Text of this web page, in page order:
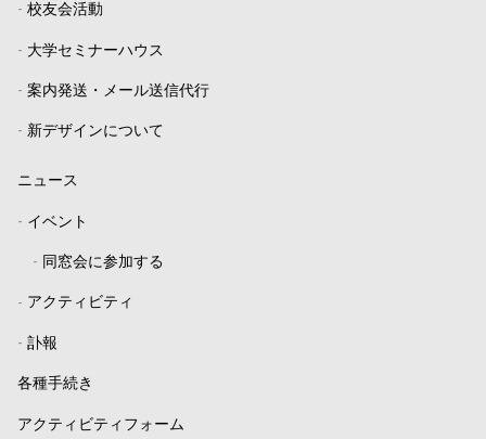
- 校友会活動
- 大学セミナーハウス
- 案内発送・メール送信代行
- 新デザインについて
ニュース
- イベント
- 同窓会に参加する
- アクティビティ
- 訃報
各種手続き
アクティビティフォーム